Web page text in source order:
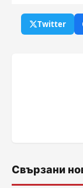
Twitter
Свързани